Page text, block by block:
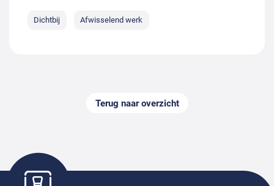
Dichtbij Afwisselend werk
Terug naar overzicht